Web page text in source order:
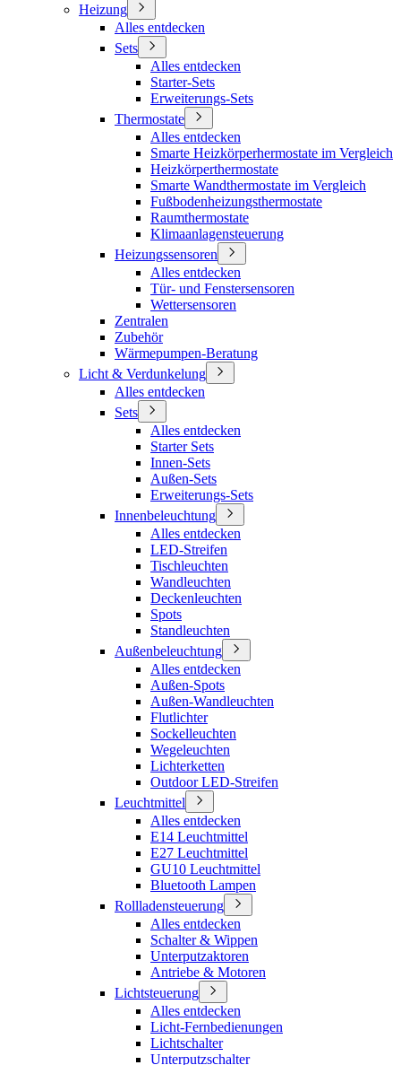
Heizung
Alles entdecken
Sets
Alles entdecken
Starter-Sets
Erweiterungs-Sets
Thermostate
Alles entdecken
Smarte Heizkörperhermostate im Vergleich
Heizkörperthermostate
Smarte Wandthermostate im Vergleich
Fußbodenheizungsthermostate
Raumthermostate
Klimaanlagensteuerung
Heizungssensoren
Alles entdecken
Tür- und Fenstersensoren
Wettersensoren
Zentralen
Zubehör
Wärmepumpen-Beratung
Licht & Verdunkelung
Alles entdecken
Sets
Alles entdecken
Starter Sets
Innen-Sets
Außen-Sets
Erweiterungs-Sets
Innenbeleuchtung
Alles entdecken
LED-Streifen
Tischleuchten
Wandleuchten
Deckenleuchten
Spots
Standleuchten
Außenbeleuchtung
Alles entdecken
Außen-Spots
Außen-Wandleuchten
Flutlichter
Sockelleuchten
Wegeleuchten
Lichterketten
Outdoor LED-Streifen
Leuchtmittel
Alles entdecken
E14 Leuchtmittel
E27 Leuchtmittel
GU10 Leuchtmittel
Bluetooth Lampen
Rollladensteuerung
Alles entdecken
Schalter & Wippen
Unterputzaktoren
Antriebe & Motoren
Lichtsteuerung
Alles entdecken
Licht-Fernbedienungen
Lichtschalter
Unterputzschalter